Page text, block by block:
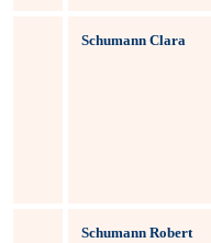
Schumann Clara
Schumann Robert